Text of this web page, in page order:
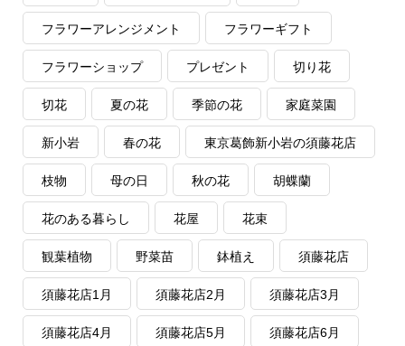
フラワーアレンジメント フラワーギフト
フラワーショップ プレゼント 切り花
切花 夏の花 季節の花 家庭菜園
新小岩 春の花 東京葛飾新小岩の須藤花店
枝物 母の日 秋の花 胡蝶蘭
花のある暮らし 花屋 花束
観葉植物 野菜苗 鉢植え 須藤花店
須藤花店1月 須藤花店2月 須藤花店3月
須藤花店4月 須藤花店5月 須藤花店6月